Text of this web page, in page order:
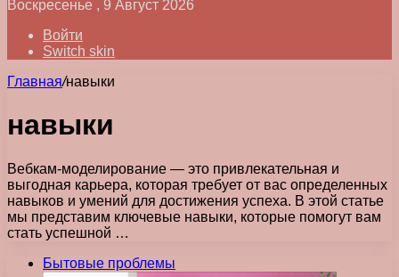
Воскресенье , 9 Август 2026
Войти
Switch skin
Главная/навыки
навыки
Вебкам-моделирование — это привлекательная и
выгодная карьера, которая требует от вас определенных
навыков и умений для достижения успеха. В этой статье
мы представим ключевые навыки, которые помогут вам
стать успешной …
Бытовые проблемы